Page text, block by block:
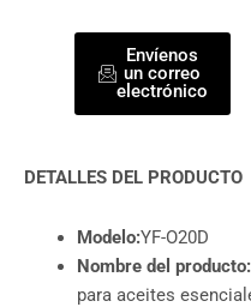
Envíenos
un correo
electrónico
DETALLES DEL PRODUCTO
Modelo:YF-O20D
Nombre del producto:
para aceites